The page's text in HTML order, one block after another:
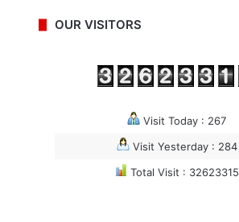
OUR VISITORS
Visit Today : 267
Visit Yesterday : 284
Total Visit : 32623315